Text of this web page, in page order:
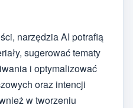
narzędzia AI potrafią
sugerować tematy
i optymalizować
oraz intencji
w tworzeniu